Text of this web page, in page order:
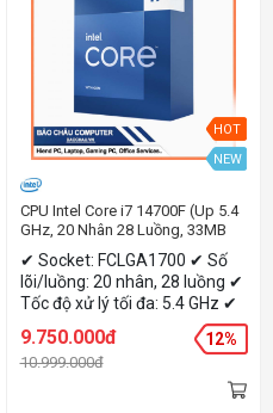
HOT
NEW
CPU Intel Core i7 14700F (Up 5.4
GHz, 20 Nhân 28 Luồng, 33MB
Cache, Raptor Lake Refresh)
✔ Socket: FCLGA1700 ✔ Số
lõi/luồng: 20 nhân, 28 luồng ✔
Tốc độ xử lý tối đa: 5.4 GHz ✔
Bộ nhớ đệm: 33 MB ✔ Bus
RAM hỗ trợ: DDR4 3200 MT/s,
DDR5 5600 MT/s ✔ Mức tiêu
9.750.000đ
10.999.000đ
12%